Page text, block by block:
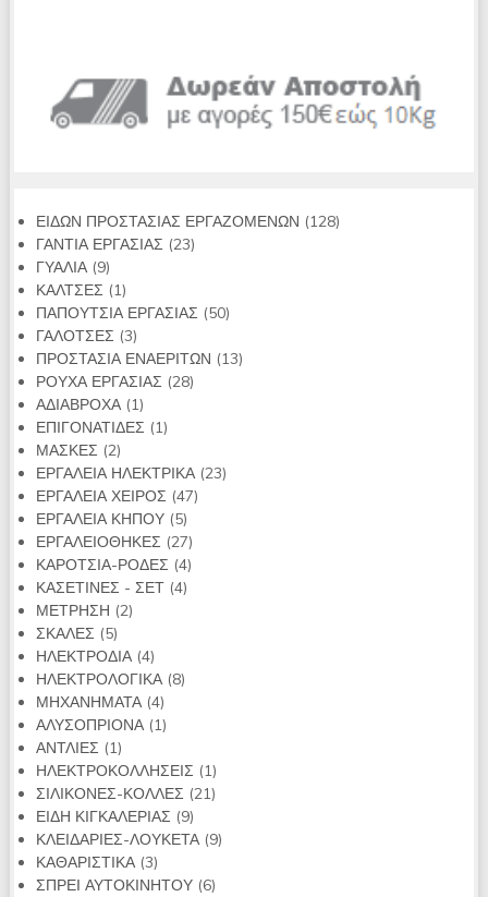
ΕΙΔΩΝ ΠΡΟΣΤΑΣΙΑΣ ΕΡΓΑΖΟΜΕΝΩΝ 128128
ΓΑΝΤΙΑ ΕΡΓΑΣΙΑΣ 2323
ΓΥΑΛΙΑ 99
προϊόντα
ΚΑΛΤΣΕΣ 11
προϊόν
ΠΑΠΟΥΤΣΙΑ ΕΡΓΑΣΙΑΣ 5050
ΓΑΛΟΤΣΕΣ 33
προϊόντα
ΠΡΟΣΤΑΣΙΑ ΕΝΑΕΡΙΤΩΝ 1313
ΡΟΥΧΑ ΕΡΓΑΣΙΑΣ 2828
ΑΔΙΑΒΡΟΧΑ 11
προϊόν
ΕΠΙΓΟΝΑΤΙΔΕΣ 11
ΜΑΣΚΕΣ 22
προϊόντα
ΕΡΓΑΛΕΙΑ ΗΛΕΚΤΡΙΚΑ 2323
ΕΡΓΑΛΕΙΑ ΧΕΙΡΟΣ 4747
ΕΡΓΑΛΕΙΑ ΚΗΠΟΥ 55
προϊόντα
ΕΡΓΑΛΕΙΟΘΗΚΕΣ 2727
προϊόντα
ΚΑΡΟΤΣΙΑ-ΡΟΔΕΣ 44
ΚΑΣΕΤΙΝΕΣ - ΣΕΤ 44
ΜΕΤΡΗΣΗ 22
ΣΚΑΛΕΣ 55
προϊόντα
ΗΛΕΚΤΡΟΔΙΑ 44
προϊόντα
ΗΛΕΚΤΡΟΛΟΓΙΚΑ 88
ΜΗΧΑΝΗΜΑΤΑ 44
προϊόντα
ΑΛΥΣΟΠΡΙΟΝΑ 11
ΑΝΤΛΙΕΣ 11
προϊόν
ΗΛΕΚΤΡΟΚΟΛΛΗΣΕΙΣ 11
προϊόν
ΣΙΛΙΚΟΝΕΣ-ΚΟΛΛΕΣ 2121
ΕΙΔΗ ΚΙΓΚΑΛΕΡΙΑΣ 99
προϊόντα
ΚΛΕΙΔΑΡΙΕΣ-ΛΟΥΚΕΤΑ 99
ΚΑΘΑΡΙΣΤΙΚΑ 33
προϊόντα
ΣΠΡΕΙ ΑΥΤΟΚΙΝΗΤΟΥ 66